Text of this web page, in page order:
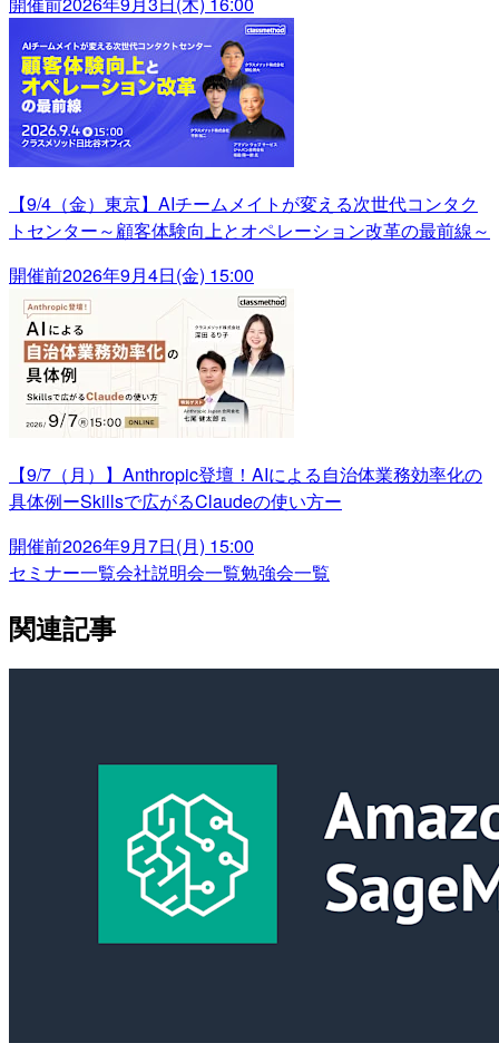
【9/4（金）東京】AIチームメイトが変える次世代コンタク
トセンター～顧客体験向上とオペレーション改革の最前線～
開催前2026年9月4日(金) 15:00
【9/7（月）】Anthropic登壇！AIによる自治体業務効率化の
具体例ーSkillsで広がるClaudeの使い方ー
開催前2026年9月7日(月) 15:00
セミナー一覧会社説明会一覧勉強会一覧
関連記事